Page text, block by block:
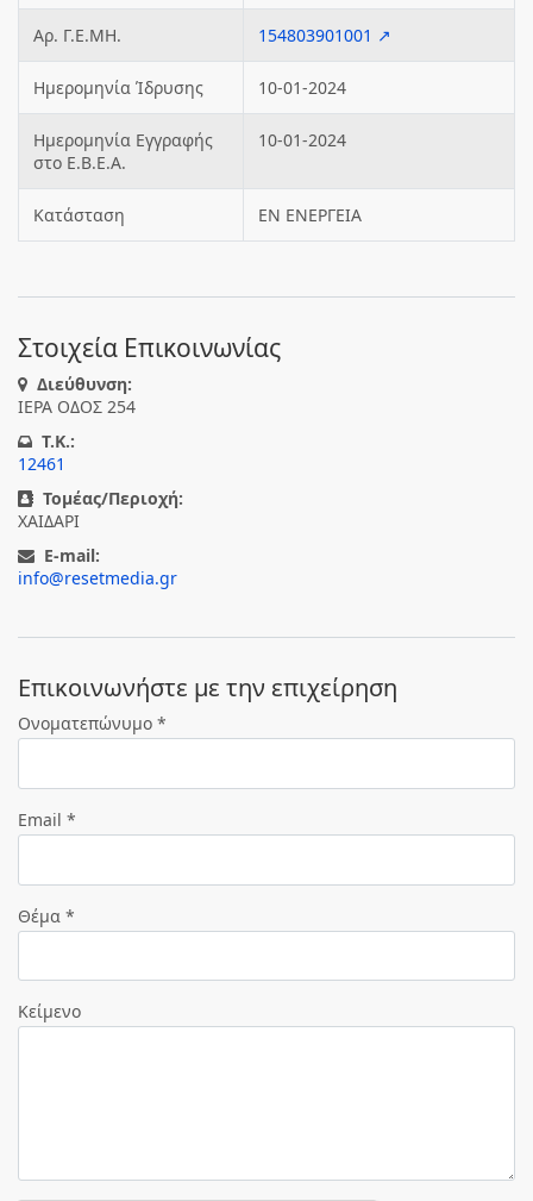
Αρ. Γ.Ε.ΜΗ. 154803901001 ↗
Ημερομηνία Ίδρυσης 10-01-2024
Ημερομηνία Εγγραφής
στο Ε.Β.Ε.Α.
10-01-2024
Κατάσταση ΕΝ ΕΝΕΡΓΕΙΑ
Στοιχεία Επικοινωνίας
Διεύθυνση:
ΙΕΡΑ ΟΔΟΣ 254
T.K.:
12461
Τομέας/Περιοχή:
ΧΑΙΔΑΡΙ
E-mail:
info@resetmedia.gr
Eπικοινωνήστε με την επιχείρηση
Ονοματεπώνυμο *
Email *
Θέμα *
Κείμενο